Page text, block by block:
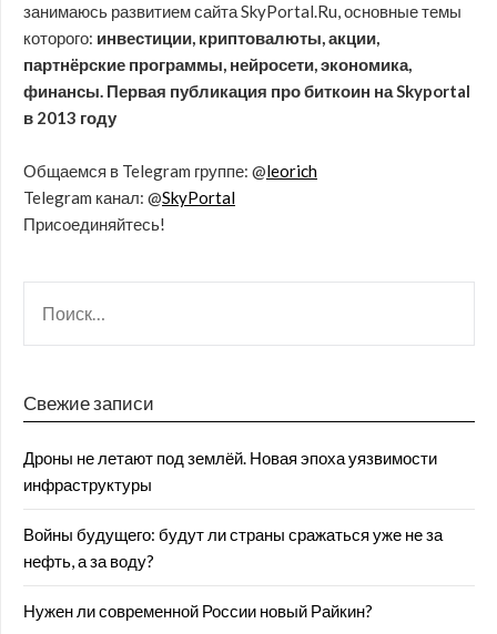
занимаюсь развитием сайта SkyPortal.Ru, основные темы
которого: инвестиции, криптовалюты, акции,
партнёрские программы, нейросети, экономика,
финансы. Первая публикация про биткоин на Skyportal
в 2013 году
Общаемся в Telegram группе: @leorich
Telegram канал: @SkyPortal
Присоединяйтесь!
Свежие записи
Дроны не летают под землёй. Новая эпоха уязвимости
инфраструктуры
Войны будущего: будут ли страны сражаться уже не за
нефть, а за воду?
Нужен ли современной России новый Райкин?